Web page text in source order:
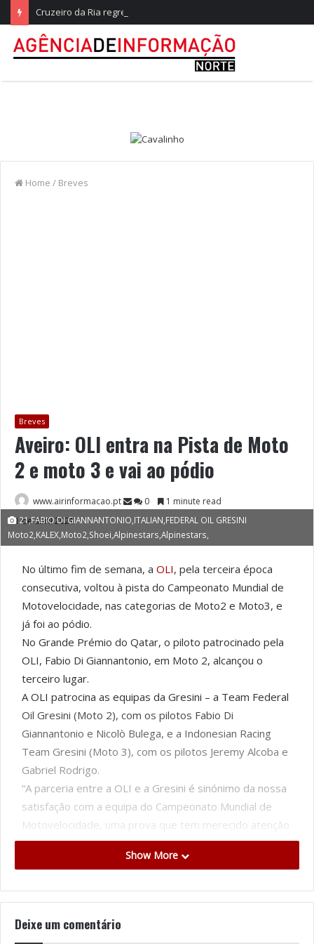
Home / Breves
Breves
Aveiro: OLI entra na Pista de Moto
2 e moto 3 e vai ao pódio
www.airinformacao.pt 0
1 minute read
1 de abril 2021
21,FABIO DI GIANNANTONIO,ITALIAN,FEDERAL OIL GRESINI
Moto2,KALEX,Moto2,Shoei,Alpinestars,Alpinestars,
No último fim de semana, a OLI, pela terceira época
consecutiva, voltou à pista do Campeonato Mundial de
Motovelocidade, nas categorias de Moto2 e Moto3, e
já foi ao pódio.
No Grande Prémio do Qatar, o piloto patrocinado pela
OLI, Fabio Di Giannantonio, em Moto 2, alcançou o
terceiro lugar.
A OLI patrocina as equipas da Gresini – a Team Federal
Oil Gresini (Moto 2), com os pilotos Fabio Di
Giannantonio e Nicolò Bulega, e a Indonesian Racing
Team Gresini (Moto 3), com os pilotos Jeremy Alcoba e
Gabriel Rodrigo.
“A parceria entre a OLI e a Gresini é sinónimo da nossa
satisfação com a equipa do Campeonato Mundial de
Motovelocidade, uma prova que tem merecido atenção
crescente, particularmente do público português. A
nossa presença nas provas de Moto2 e Moto3 chega a
notoriedade crescente à escala global”, afirma António
Show More
Deixe um comentário